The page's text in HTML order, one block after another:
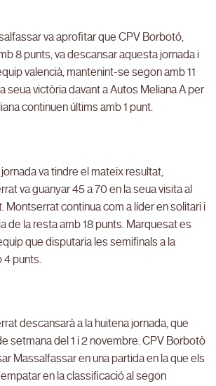
va aprofitar que CPV Borbotó,
8 punts, va descansar aquesta jornada i
valencià, mantenint-se segon amb 11
seua victòria davant a Autos Meliana A per
continuen últims amb 1 punt.
jornada va tindre el mateix resultat,
va guanyar 45 a 70 en la seua visita al
Montserrat continua com a líder en solitari i
de la resta amb 18 punts. Marquesat es
que disputaria les semifinals a la
punts.
descansarà a la huitena jornada, que
setmana del 1 i 2 novembre. CPV Borbotò
Massalfassar en una partida en la que els
en la classificació al segon